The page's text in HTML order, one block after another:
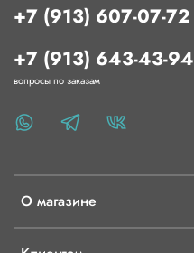
О магазине
+7 (913) 607-07-72
+7 (913) 643-43-94
вопросы по заказам